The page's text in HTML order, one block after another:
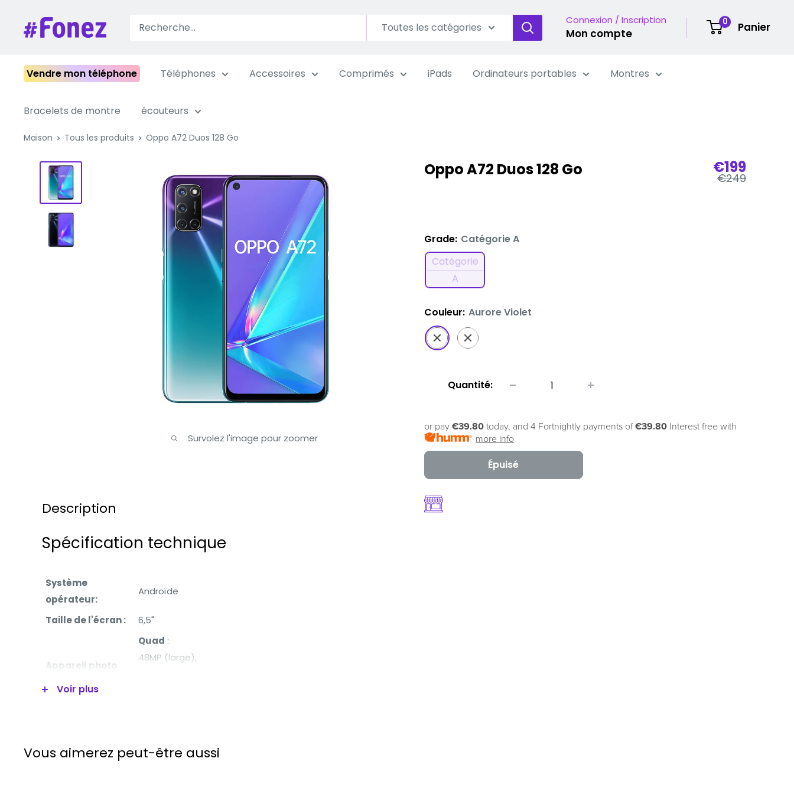
contenu
Fonez Toutes les catégories
Connexion / Inscription
Mon compte
0 Panier
Vendre mon téléphone Téléphones Accessoires Comprimés iPads Ordinateurs portables Montres
Bracelets de montre écouteurs
Maison Tous les produits Oppo A72 Duos 128 Go
Survolez l'image pour zoomer
Oppo A72 Duos 128 Go Prix
de
€199
Prix
€249
Grade: Catégorie A
Catégorie
A
Couleur: Aurore Violet
Aurore
Violet
Noir
Crépuscule
Quantité:
or pay €39.80 today, and 4 Fortnightly payments of€39.80 Interest free with
more info
Épuisé
Description
Spécification technique
Système
opérateur:
Androïde
Taille de l'écran : 6,5"
Appareil photo
principal :
Quad :
48MP (large),
Processeur:
Qualcomm SM6125 Snapdragon 665
Voir plus
Vous aimerez peut-être aussi